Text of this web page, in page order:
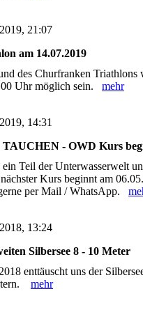
21:07
am 14.07.2019
des Churfranken Triathlons
Uhr möglich sein. mehr
14:31
- OWD Kurs
ein Teil der Unterwasserwelt
Kurs beginnt am
per Mail / WhatsApp.
13:24
Silbersee 8 - 10 Meter
enttäuscht uns der
mehr